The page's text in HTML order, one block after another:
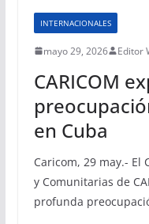
INTERNACIONALES
mayo 29, 2026 Editor
CARICOM
en Cuba
Caricom, 29 may.- El
y Comunitarias de
profunda